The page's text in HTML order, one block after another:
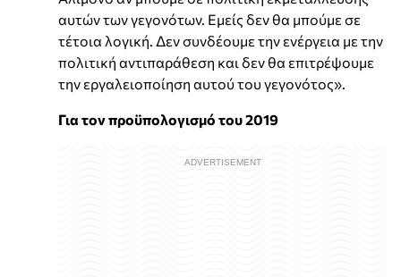
αυτών των γεγονότων. Εμείς δεν θα μπούμε σε
τέτοια λογική. Δεν συνδέουμε την ενέργεια με την
πολιτική αντιπαράθεση και δεν θα επιτρέψουμε
την εργαλειοποίηση αυτού του γεγονότος».
Για τον προϋπολογισμό του 2019